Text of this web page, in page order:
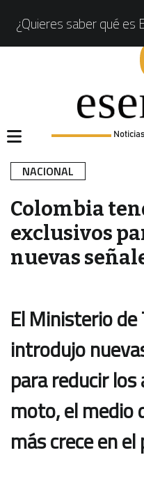
¿Quieres saber qué es
NACIONAL
Colombia
exclusivos
nuevas
El Ministerio
introdujo
para reducir
moto, el medio
más crece en el